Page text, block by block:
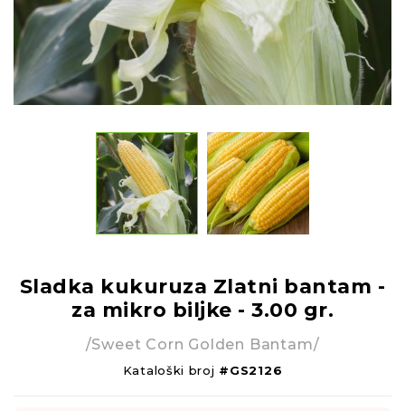
Sladka kukuruza Zlatni bantam -
za mikro biljke - 3.00 gr.
/Sweet Corn Golden Bantam/
Kataloški broj #GS2126